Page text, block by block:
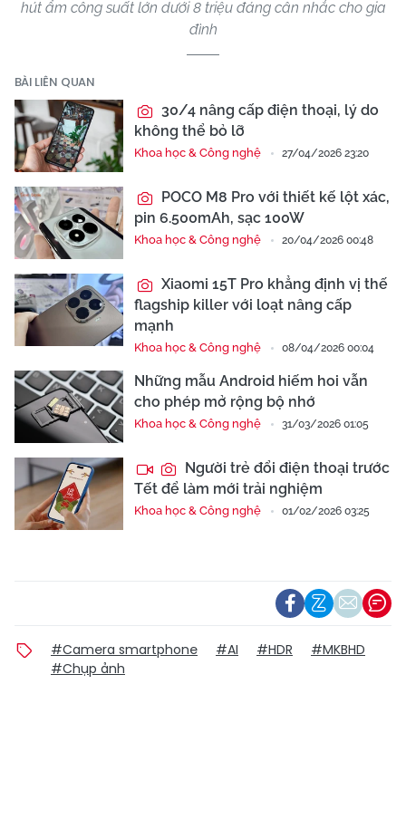
hút ẩm công suất lớn dưới 8 triệu đáng cân nhắc cho gia
đình
BÀI LIÊN QUAN
30/4 nâng cấp điện thoại, lý do
không thể bỏ lỡ
Khoa học & Công nghệ 27/04/2026 23:20
POCO M8 Pro với thiết kế lột xác,
pin 6.500mAh, sạc 100W
Khoa học & Công nghệ 20/04/2026 00:48
Xiaomi 15T Pro khẳng định vị thế
flagship killer với loạt nâng cấp
mạnh
Khoa học & Công nghệ 08/04/2026 00:04
Những mẫu Android hiếm hoi vẫn
cho phép mở rộng bộ nhớ
Khoa học & Công nghệ 31/03/2026 01:05
Người trẻ đổi điện thoại trước
Tết để làm mới trải nghiệm
Khoa học & Công nghệ 01/02/2026 03:25
#Camera smartphone #AI #HDR
#MKBHD
#Chụp ảnh